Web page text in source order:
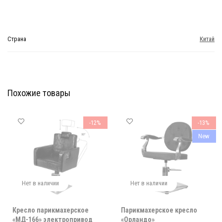
Страна Китай
Похожие товары
Нет в наличии
-12%
Кресло парикмахерское
«МД-166» электропривод
Нет в наличии
-13%
New
Парикмахерское кресло
«Орландо»